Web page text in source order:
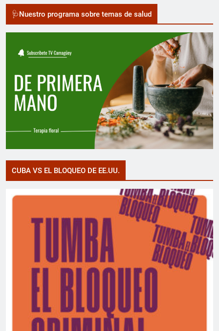
🩺Nuestro programa sobre temas de salud
CUBA VS EL BLOQUEO DE EE.UU.